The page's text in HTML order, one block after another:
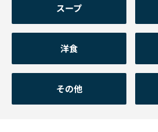
スープ
洋食
その他